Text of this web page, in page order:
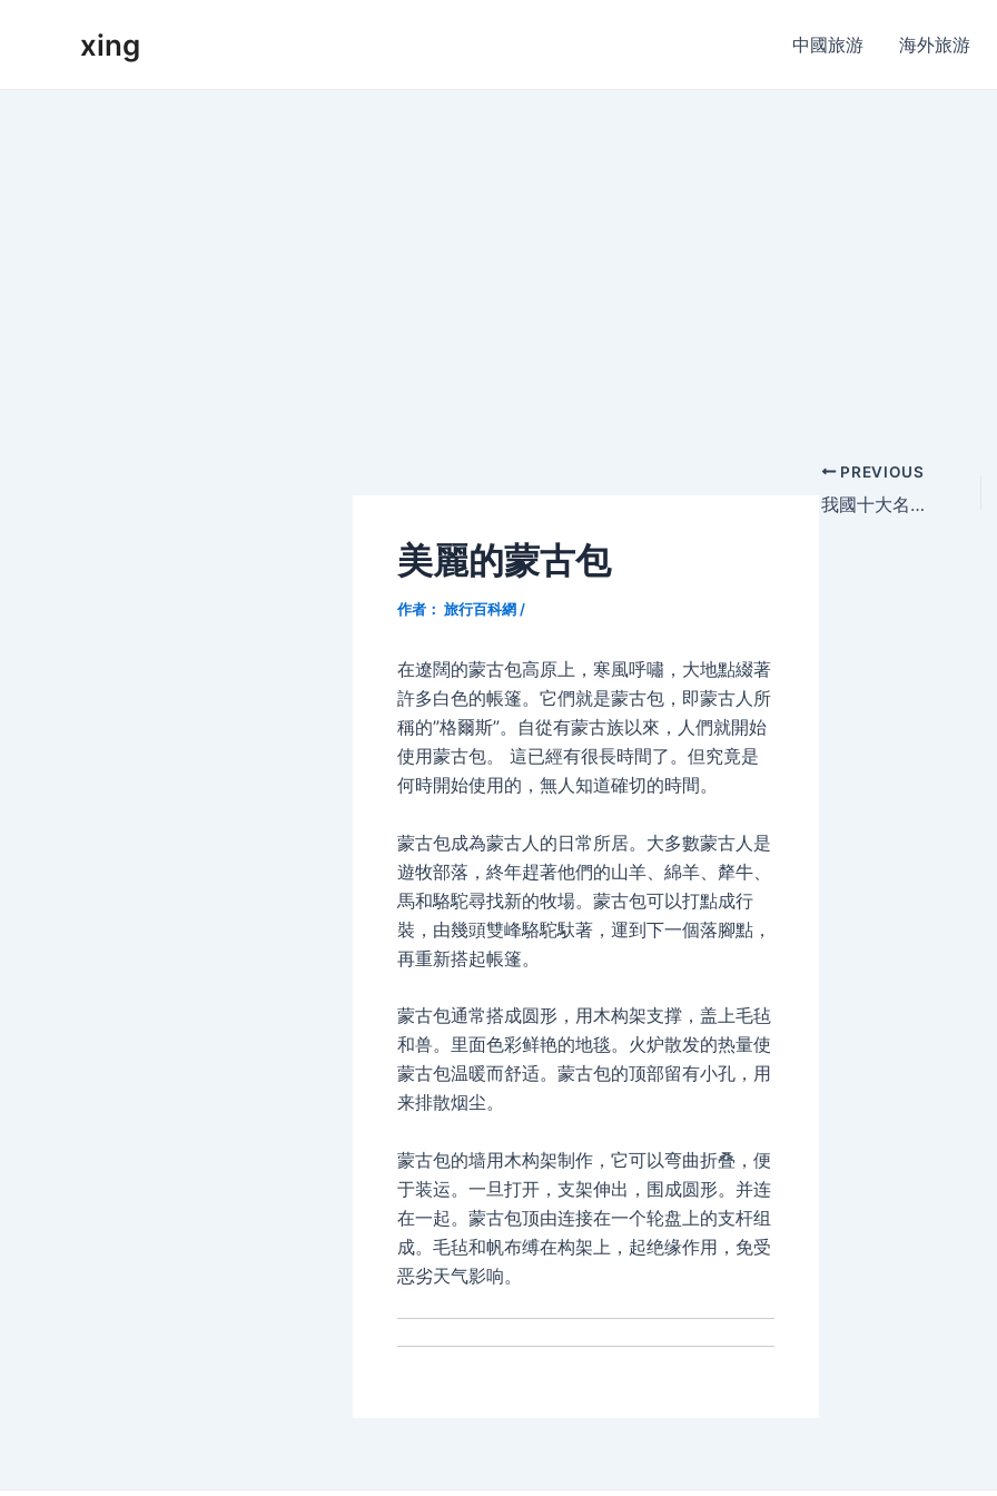
xing 中國旅游 海外旅游
美麗的蒙古包
作者： 旅行百科網 /
在遼闊的蒙古包高原上，寒風呼嘯，大地點綴著
許多白色的帳篷。它們就是蒙古包，即蒙古人所
稱的”格爾斯”。自從有蒙古族以來，人們就開始
使用蒙古包。 這已經有很長時間了。但究竟是
何時開始使用的，無人知道確切的時間。
蒙古包成為蒙古人的日常所居。大多數蒙古人是
遊牧部落，終年趕著他們的山羊、綿羊、犛牛、
馬和駱駝尋找新的牧場。蒙古包可以打點成行
裝，由幾頭雙峰駱駝馱著，運到下一個落腳點，
再重新搭起帳篷。
蒙古包通常搭成圆形，用木构架支撑，盖上毛毡
和兽。里面色彩鲜艳的地毯。火炉散发的热量使
蒙古包温暖而舒适。蒙古包的顶部留有小孔，用
来排散烟尘。
蒙古包的墙用木构架制作，它可以弯曲折叠，便
于装运。一旦打开，支架伸出，围成圆形。并连
在一起。蒙古包顶由连接在一个轮盘上的支杆组
成。毛毡和帆布缚在构架上，起绝缘作用，免受
恶劣天气影响。
Post
navigation
PREVIOUS
我國十大名茶是什麼?